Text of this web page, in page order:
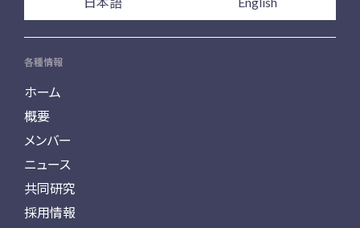
各種情報
ホーム
概要
メンバー
ニュース
共同研究
採用情報